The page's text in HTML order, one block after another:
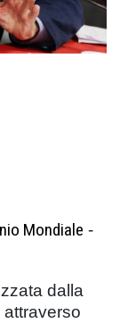
Mondiale -
dalla